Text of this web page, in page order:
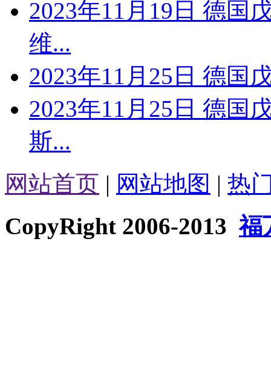
2023年11月19日 德国
维...
2023年11月25日 德国
2023年11月25日 德国
斯...
网站首页 | 网站地图 | 热
CopyRight 2006-2013福